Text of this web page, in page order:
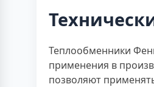
Теплообменники
применения в
позволяют